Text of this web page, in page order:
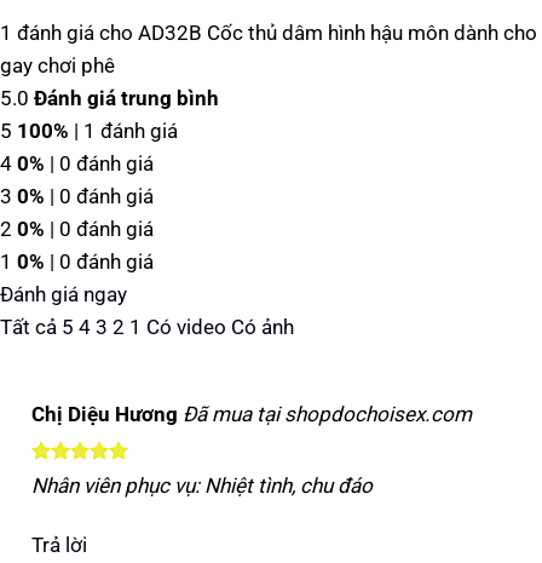
1 đánh giá cho AD32B Cốc thủ dâm hình hậu môn dành cho
gay chơi phê
5.0 Đánh giá trung bình
5 100% | 1 đánh giá
4 0% | 0 đánh giá
3 0% | 0 đánh giá
2 0% | 0 đánh giá
1 0% | 0 đánh giá
Đánh giá ngay
Tất cả 5 4 3 2 1 Có video Có ảnh
Chị Diệu Hương Đã mua tại shopdochoisex.com
Được xếp
hạng55
Nhân viên phục vụ: Nhiệt tình, chu đáo
Trả lời